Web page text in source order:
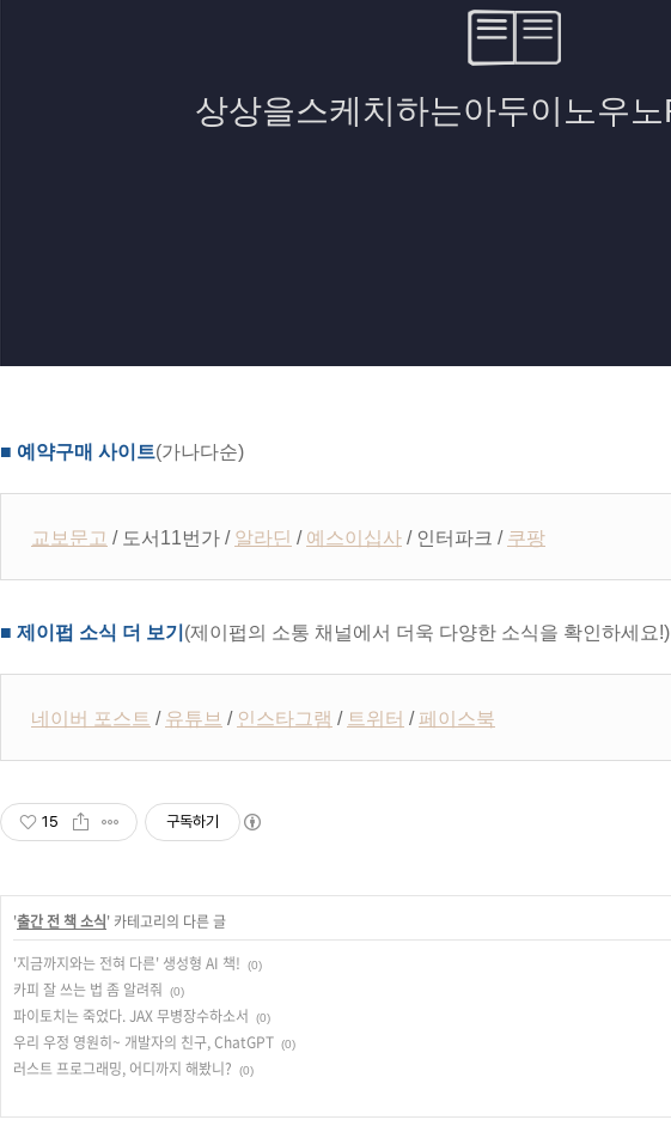
■ 예약구매 사이트(가나다순)
교보문고 / 도서11번가 / 알라딘 / 예스이십사 / 인터파크 / 쿠팡
■ 제이펍 소식 더 보기 (제이펍의 소통 채널에서 더욱 다양한 소식을 확인하세요!)
네이버 포스트 / 유튜브 / 인스타그램 / 트위터 /페이스북
15 구독하기
'출간 전 책 소식' 카테고리의 다른 글
'지금까지와는 전혀 다른' 생성형 AI 책!
(0)
카피 잘 쓰는 법 좀 알려줘 (0)
파이토치는 죽었다. JAX 무병장수하소서 (0)
우리 우정 영원히~ 개발자의 친구, ChatGPT (0)
러스트 프로그래밍, 어디까지 해봤니? (0)